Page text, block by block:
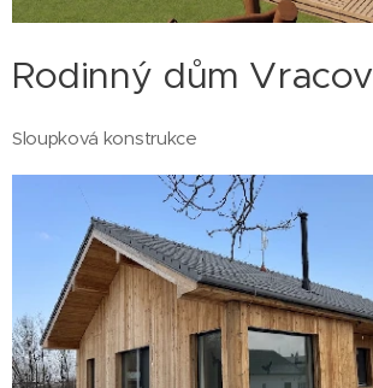
Rodinný dům Vracov
Sloupková konstrukce